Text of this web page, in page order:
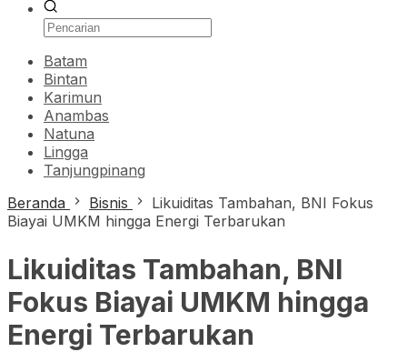
Batam
Bintan
Karimun
Anambas
Natuna
Lingga
Tanjungpinang
Beranda
Bisnis
Likuiditas Tambahan, BNI Fokus
Biayai UMKM hingga Energi Terbarukan
Likuiditas Tambahan, BNI
Fokus Biayai UMKM hingga
Energi Terbarukan